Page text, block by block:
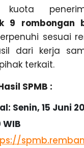
kuota
9 rombongan
sesuai
dari kerja
terkait.
SPMB :
Senin, 15 Juni
WIB